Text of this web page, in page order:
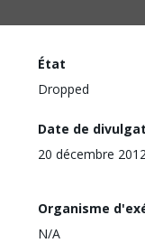
État
Dropped
Date de
20 décembre 2012
Organisme
N/A